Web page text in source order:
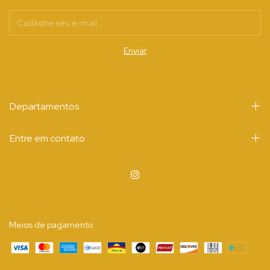
Departamentos
Entre em contato
Meios de pagamento